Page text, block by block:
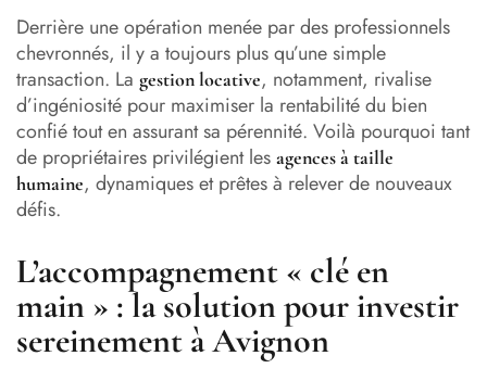
Derrière une opération menée par des professionnels
chevronnés, il y a toujours plus qu’une simple
transaction. La gestion locative, notamment, rivalise
d’ingéniosité pour maximiser la rentabilité du bien
confié tout en assurant sa pérennité. Voilà pourquoi tant
de propriétaires privilégient les agences à taille
humaine, dynamiques et prêtes à relever de nouveaux
défis.
L’accompagnement « clé en
main » : la solution pour investir
sereinement à Avignon